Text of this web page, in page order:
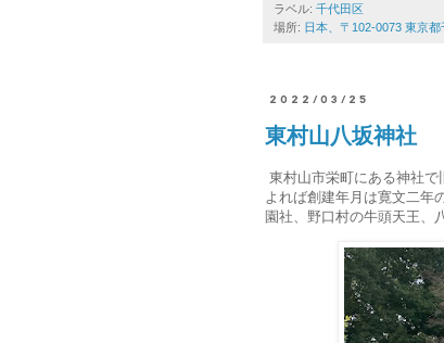
ラベル: 千代田区
場所: 日本、〒102-0073 東京
2022/03/25
東村山八坂神社
東村山市栄町にある神社
よれば創建年月は寛文二年
園社、野口村の牛頭天王、